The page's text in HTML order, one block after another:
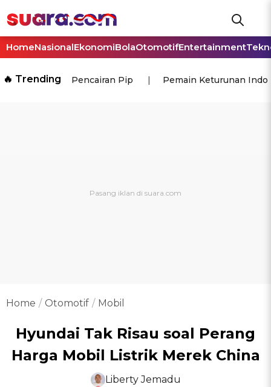
HomeNasionalEkonomiBolaOtomotifEntertainment
🔥 Trending Pencairan Pip Pemain Keturunan
Home Otomotif Mobil
Hyundai Tak Risau soal Perang
Harga Mobil Listrik Merek China
Liberty Jemadu